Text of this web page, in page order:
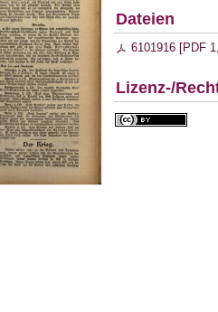
Dateien
6101916 [PDF
Lizenz-/